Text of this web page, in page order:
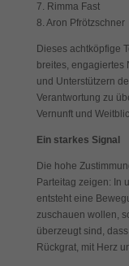
7. Rimma Fast
8. Aron Pfrötzschner
Dieses achtköpfige
breites, engagiertes
und Unterstützern
Verantwortung zu
Vernunft und
Ein starkes Signal
Die hohe
Parteitag zeigen: In
entsteht eine
zuschauen wollen,
überzeugt sind,
Rückgrat, mit Herz
Cookies auswählen.
Alle
Essenziell (1)
Essenzielle Cookies
Externe Medien
Inhalte von
standardmäßig